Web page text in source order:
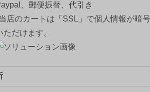
、郵便振替、代引き
店のカートは「SSL」で個人情報が暗
ただけます。